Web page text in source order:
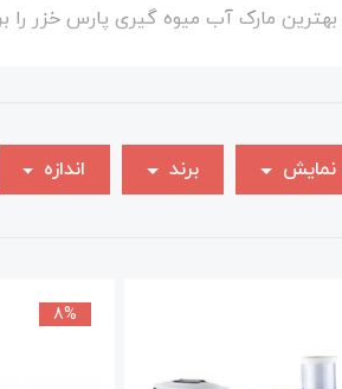
مارک آب میوه گیری پارس خزر را
.
خزر را از آن خریداری کرد .
نمایش برند اندازه
8%